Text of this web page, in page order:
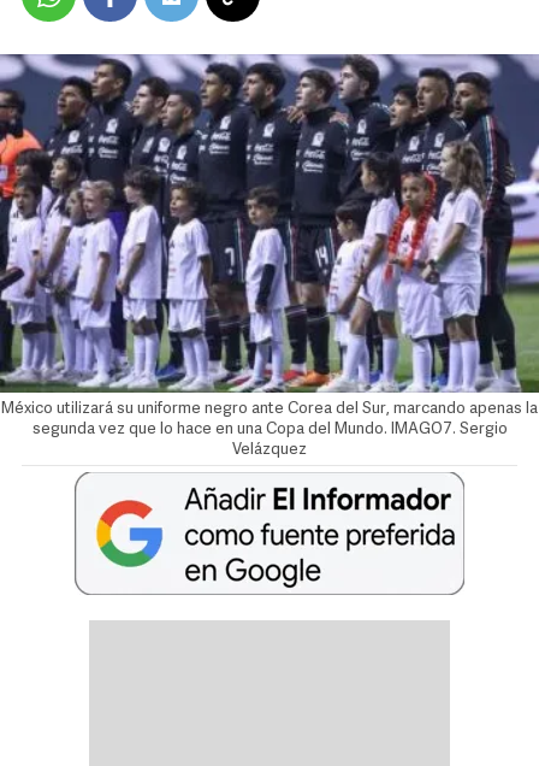
México utilizará su uniforme negro ante Corea del Sur, marcando apenas la
segunda vez que lo hace en una Copa del Mundo. IMAGO7. Sergio
Velázquez